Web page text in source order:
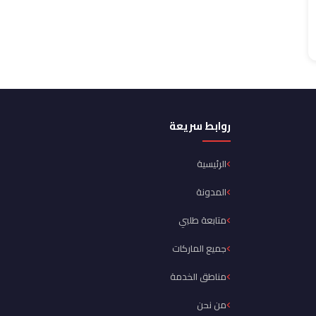
روابط سريعة
الرئيسية
المدونة
متابعة طلبي
جميع الماركات
مناطق الخدمة
من نحن